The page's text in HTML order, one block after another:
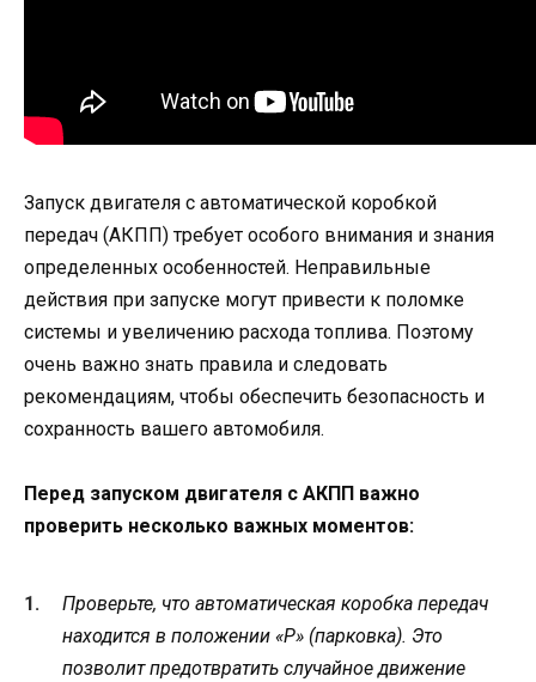
Запуск двигателя с автоматической коробкой
передач (АКПП) требует особого внимания и знания
определенных особенностей. Неправильные
действия при запуске могут привести к поломке
системы и увеличению расхода топлива. Поэтому
очень важно знать правила и следовать
рекомендациям, чтобы обеспечить безопасность и
сохранность вашего автомобиля.
Перед запуском двигателя с АКПП важно
проверить несколько важных моментов:
Проверьте, что автоматическая коробка передач
находится в положении «P» (парковка). Это
позволит предотвратить случайное движение